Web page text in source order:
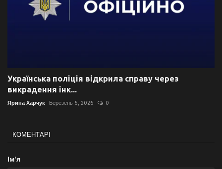
Українська поліція відкрила справу через
викрадення інк...
Ярина Харчук Березень 6, 2026 0
КОМЕНТАРІ
Ім'я